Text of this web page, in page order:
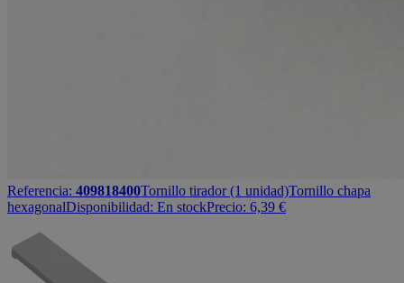
Referencia: 409818400Tornillo tirador (1 unidad)Tornillo chapa
hexagonalDisponibilidad: En stockPrecio: 6,39 €